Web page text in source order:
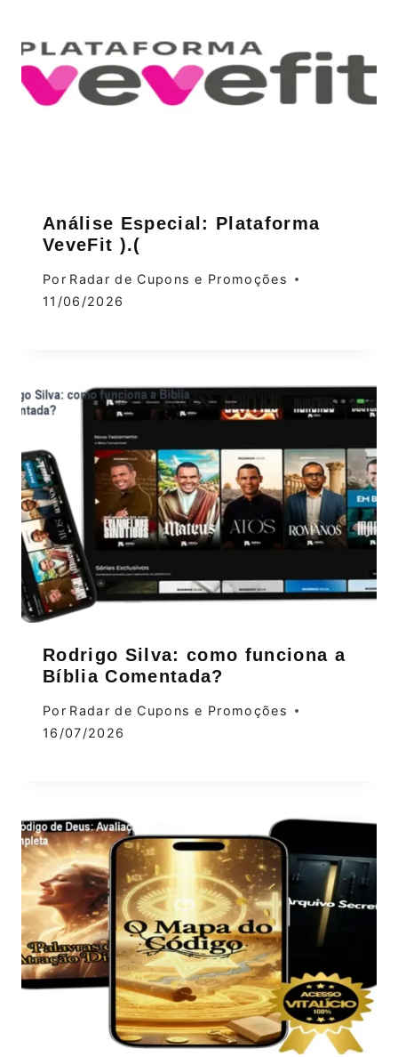
Análise Especial: Plataforma
VeveFit ).(
Por Radar de Cupons e Promoções
11/06/2026
Rodrigo Silva: como funciona a
Bíblia Comentada?
Por Radar de Cupons e Promoções
16/07/2026